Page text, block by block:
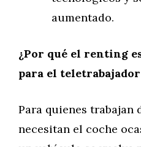
aumentado.
¿Por qué el renting
para el
Para quienes trabajan
necesitan el coche